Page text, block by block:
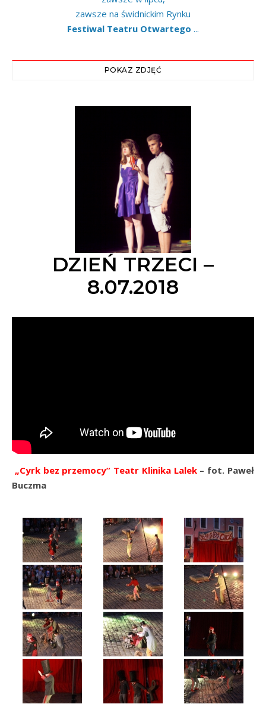
zawsze na świdnickim Rynku
Festiwal Teatru Otwartego ...
POKAZ ZDJĘĆ
DZIEŃ TRZECI –
8.07.2018
„Cyrk bez przemocy” Teatr Klinika Lalek– fot. Paweł
Buczma